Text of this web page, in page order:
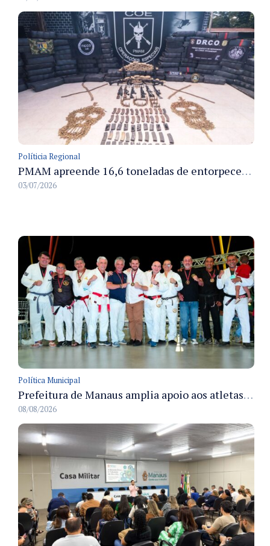
Políticia Regional
PMAM apreende 16,6 toneladas de entorpecentes e registra aumento nas prisões em flagrante e nas capturas de foragidos no primeiro semestre de 2026
03/07/2026
Política Municipal
Prefeitura de Manaus amplia apoio aos atletas de 100 para 150 beneficiados a partir do próximo ano
08/08/2026